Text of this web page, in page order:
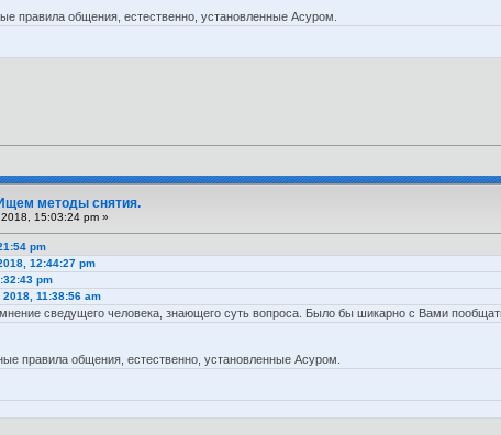
правила общения, естественно, установленные Асуром.
методы снятия.
2018, 15:03:24 pm »
pm
12:44:27 pm
pm
2018, 11:38:56 am
сведущего человека, знающего суть вопроса. Было бы шикарно с Вами
правила общения, естественно, установленные Асуром.